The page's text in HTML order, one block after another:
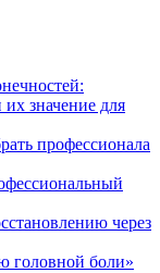
значение для
профессионала
через
головной боли»